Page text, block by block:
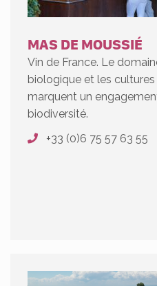
MAS DE MOUSSIÉ
Vin de France. Le
biologique et les
marquent un
biodiversité.
+33 (0)6 75 57 63 55